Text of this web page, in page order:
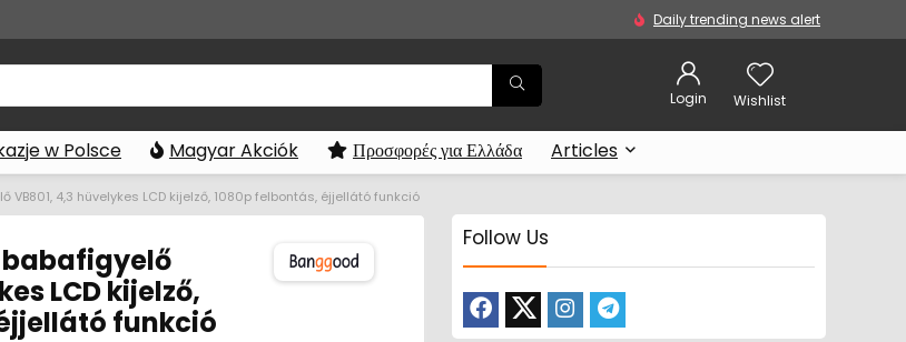
Daily trending news alert
Login Wishlist
w Polsce Magyar Akciók Προσφορές για Ελλάδα Articles
VB801, 4,3 hüvelykes LCD kijelző, 1080p felbontás, éjjellátó funkció
babafigyelő
LCD kijelző,
funkció
Follow Us